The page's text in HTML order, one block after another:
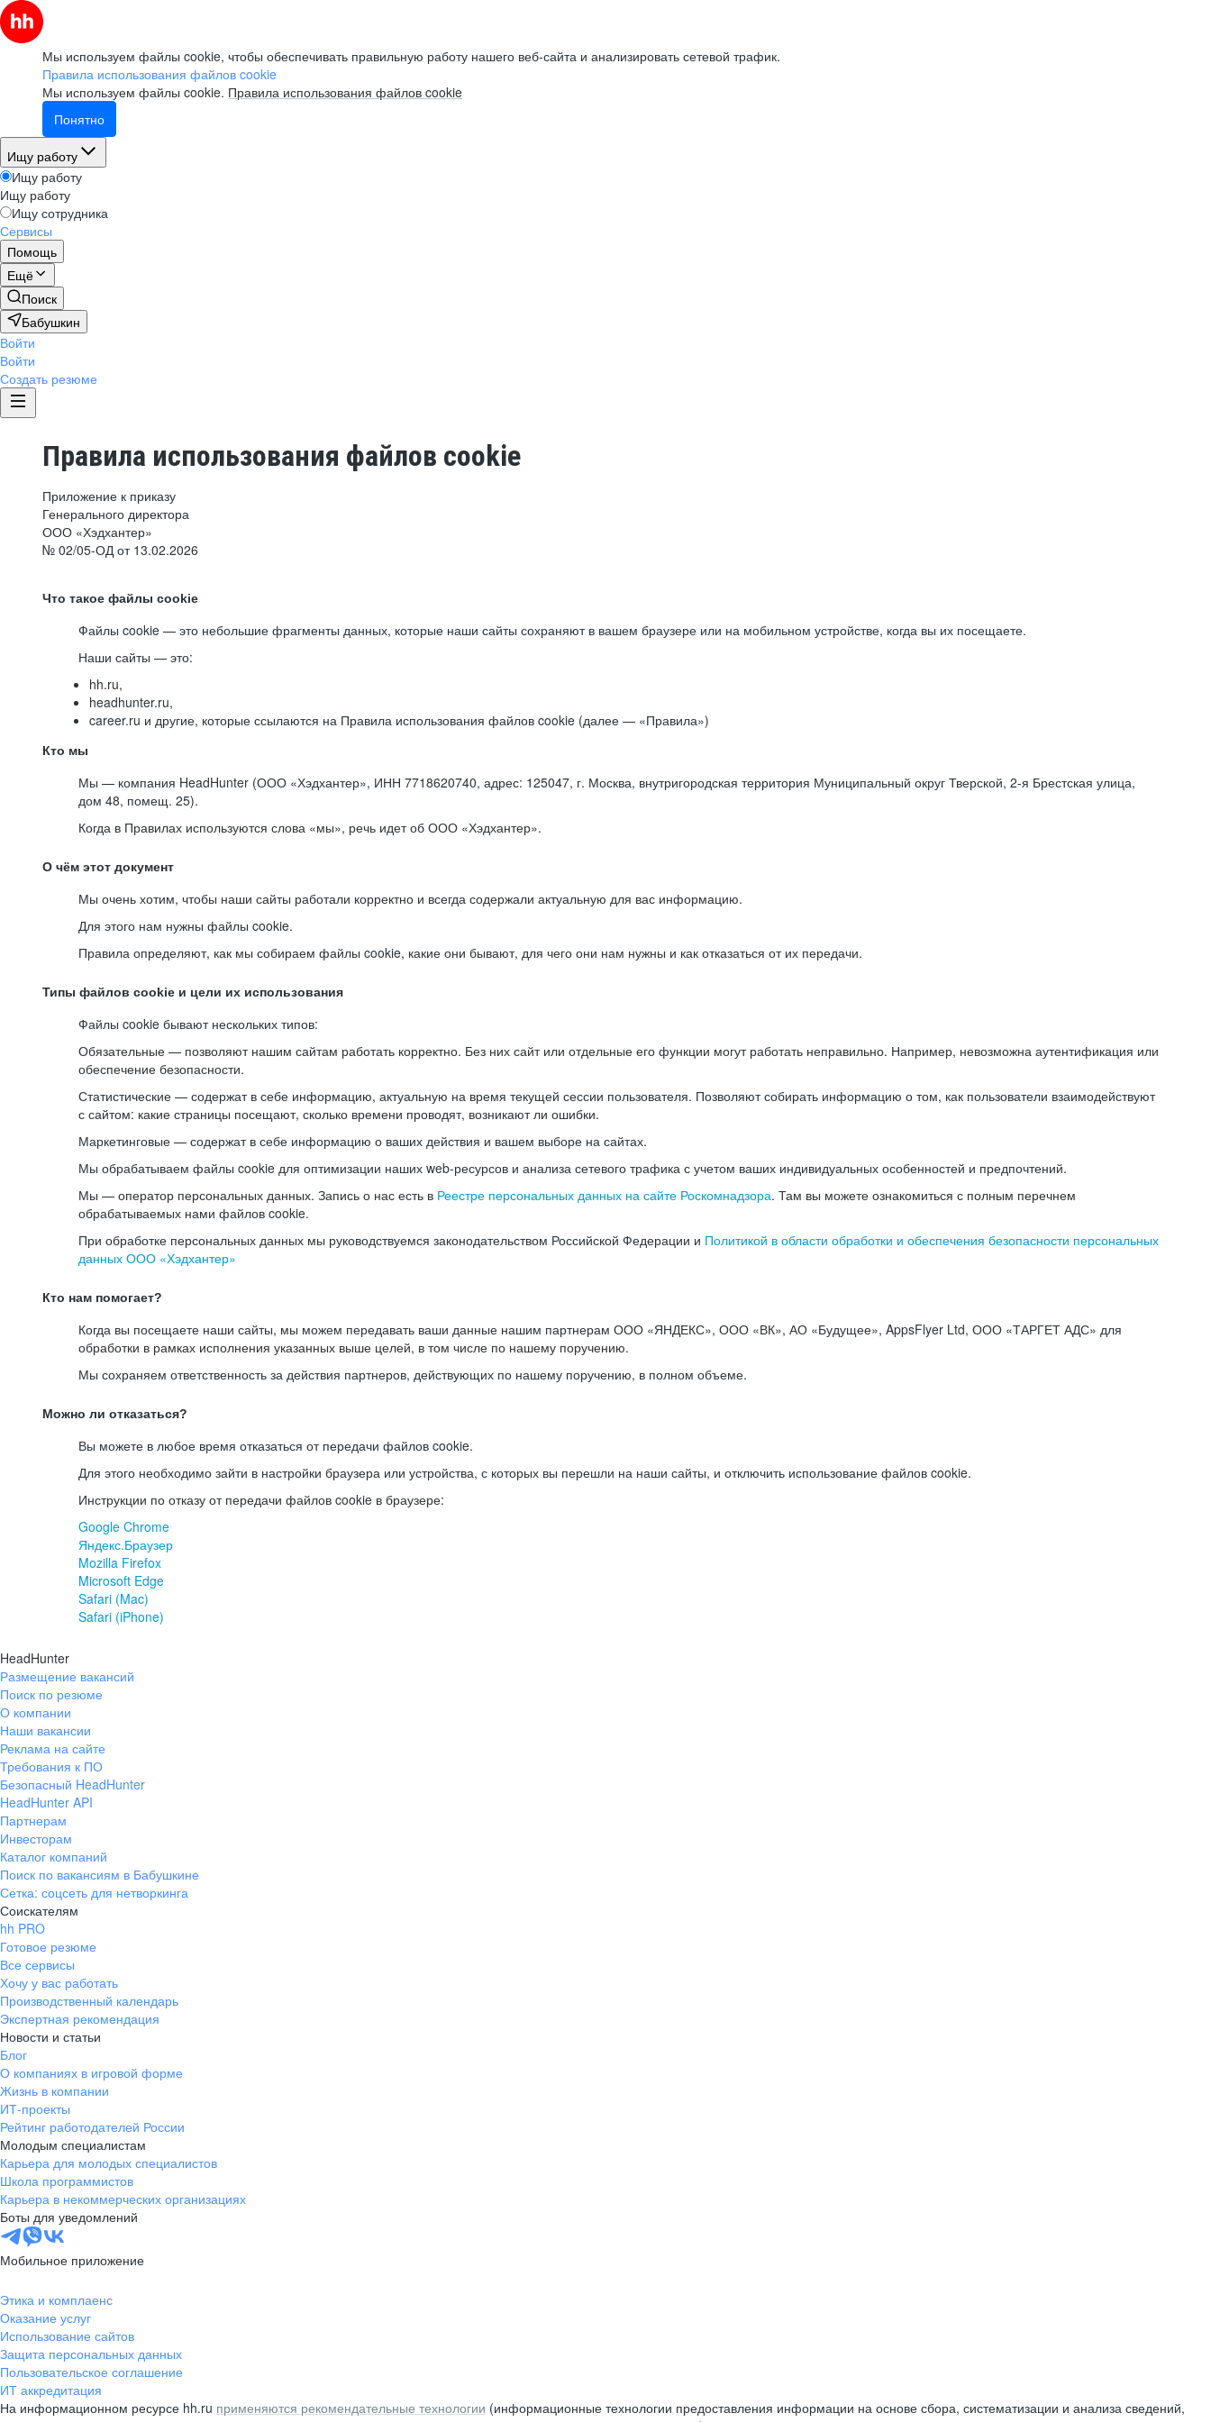
Мы используем файлы cookie, чтобы обеспечивать правильную работу нашего веб-сайта и анализировать сетевой трафик.
Правила использования файлов cookie
Мы используем файлы cookie. Правила использования файлов cookie
Понятно
Ищу работу
Ищу работу
Ищу работу
Ищу сотрудника
Сервисы
Помощь
Ещё
Поиск
Бабушкин
Войти
Войти
Создать резюме
Правила использования файлов cookie
Приложение к приказу
Генерального директора
ООО «Хэдхантер»
№ 02/05-ОД от 13.02.2026
Что такое файлы cookie
Файлы cookie — это небольшие фрагменты данных, которые наши сайты сохраняют в вашем браузере или на мобильном устройстве, когда вы их посещаете.
Наши сайты — это:
hh.ru,
headhunter.ru,
career.ru и другие, которые ссылаются на Правила использования файлов cookie (далее — «Правила»)
Кто мы
Мы — компания HeadHunter (ООО «Хэдхантер», ИНН 7718620740, адрес: 125047, г. Москва, внутригородская территория Муниципальный округ Тверской, 2-я Брестская улица,
дом 48, помещ. 25).
Когда в Правилах используются слова «мы», речь идет об ООО «Хэдхантер».
О чём этот документ
Мы очень хотим, чтобы наши сайты работали корректно и всегда содержали актуальную для вас информацию.
Для этого нам нужны файлы cookie.
Правила определяют, как мы собираем файлы cookie, какие они бывают, для чего они нам нужны и как отказаться от их передачи.
Типы файлов cookie и цели их использования
Файлы cookie бывают нескольких типов:
Обязательные — позволяют нашим сайтам работать корректно. Без них сайт или отдельные его функции могут работать неправильно. Например, невозможна аутентификация или
обеспечение безопасности.
Статистические — содержат в себе информацию, актуальную на время текущей сессии пользователя. Позволяют собирать информацию о том, как пользователи взаимодействуют
с сайтом: какие страницы посещают, сколько времени проводят, возникают ли ошибки.
Маркетинговые — содержат в себе информацию о ваших действия и вашем выборе на сайтах.
Мы обрабатываем файлы cookie для оптимизации наших web-ресурсов и анализа сетевого трафика с учетом ваших индивидуальных особенностей и предпочтений.
Мы — оператор персональных данных. Запись о нас есть в Реестре персональных данных на сайте Роскомнадзора. Там вы можете ознакомиться с полным перечнем
обрабатываемых нами файлов cookie.
При обработке персональных данных мы руководствуемся законодательством Российской Федерации и Политикой в области обработки и обеспечения безопасности персональных
данных ООО «Хэдхантер»
Кто нам помогает?
Когда вы посещаете наши сайты, мы можем передавать ваши данные нашим партнерам ООО «ЯНДЕКС», ООО «ВК», АО «Будущее», AppsFlyer Ltd, ООО «ТАРГЕТ АДС» для
обработки в рамках исполнения указанных выше целей, в том числе по нашему поручению.
Мы сохраняем ответственность за действия партнеров, действующих по нашему поручению, в полном объеме.
Можно ли отказаться?
Вы можете в любое время отказаться от передачи файлов cookie.
Для этого необходимо зайти в настройки браузера или устройства, с которых вы перешли на наши сайты, и отключить использование файлов cookie.
Инструкции по отказу от передачи файлов cookie в браузере:
Google Chrome
Яндекс.Браузер
Mozilla Firefox
Microsoft Edge
Safari (Mac)
Safari (iPhone)
HeadHunter
Размещение вакансий
Поиск по резюме
О компании
Наши вакансии
Реклама на сайте
Требования к ПО
Безопасный HeadHunter
HeadHunter API
Партнерам
Инвесторам
Каталог компаний
Поиск по вакансиям в Бабушкине
Сетка: соцсеть для нетворкинга
Соискателям
hh PRO
Готовое резюме
Все сервисы
Хочу у вас работать
Производственный календарь
Экспертная рекомендация
Новости и статьи
Блог
О компаниях в игровой форме
Жизнь в компании
ИТ-проекты
Рейтинг работодателей России
Молодым специалистам
Карьера для молодых специалистов
Школа программистов
Карьера в некоммерческих организациях
Боты для уведомлений
Мобильное приложение
Этика и комплаенс
Оказание услуг
Использование сайтов
Защита персональных данных
Пользовательское соглашение
ИТ аккредитация
На информационном ресурсе hh.ru применяются рекомендательные технологии (информационные технологии предоставления информации на основе сбора, систематизации и анализа сведений,